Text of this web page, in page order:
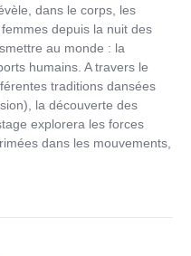
dans le corps, les
depuis la nuit des
au monde : la
humains. A travers le
traditions dansées
la découverte des
explorera les forces
dans les mouvements,